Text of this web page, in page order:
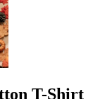
T-Shirt